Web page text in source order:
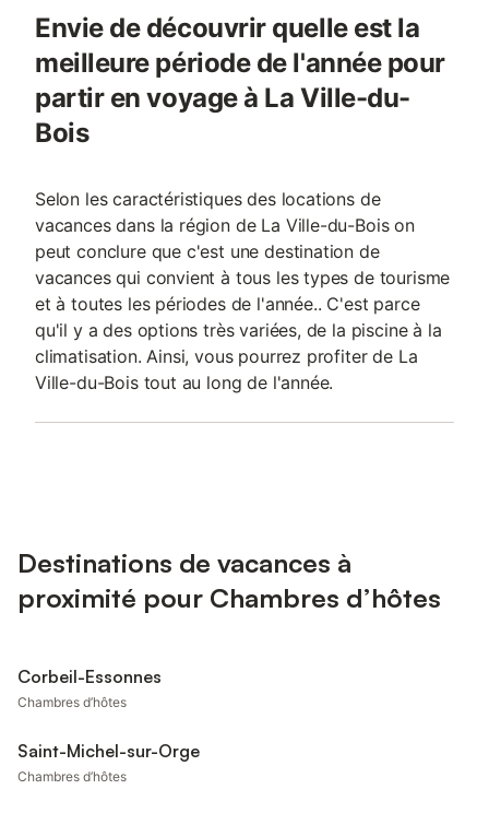
Envie de découvrir quelle est la
meilleure période de l'année pour
partir en voyage à La Ville-du-
Bois
Selon les caractéristiques des locations de
vacances dans la région de La Ville-du-Bois on
peut conclure que c'est une destination de
vacances qui convient à tous les types de tourisme
et à toutes les périodes de l'année.. C'est parce
qu'il y a des options très variées, de la piscine à la
climatisation. Ainsi, vous pourrez profiter de La
Ville-du-Bois tout au long de l'année.
Destinations de vacances à
proximité pour Chambres d’hôtes
Corbeil-Essonnes
Chambres d’hôtes
Saint-Michel-sur-Orge
Chambres d’hôtes